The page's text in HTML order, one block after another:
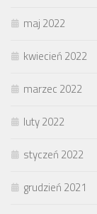
maj 2022
kwiecień 2022
marzec 2022
luty 2022
styczeń 2022
grudzień 2021